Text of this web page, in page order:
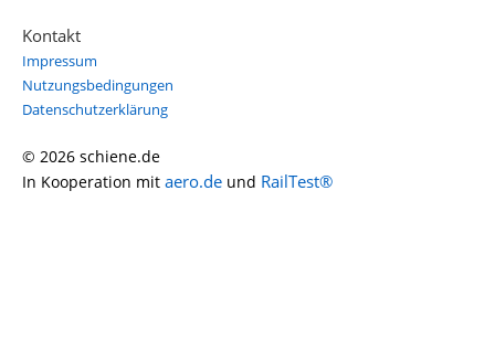
Kontakt
Impressum
Nutzungsbedingungen
Datenschutzerklärung
© 2026 schiene.de
In Kooperation mit aero.de und RailTest®